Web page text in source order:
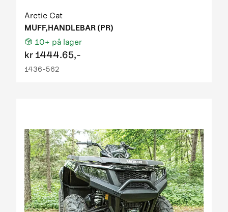
Arctic Cat
MUFF,HANDLEBAR (PR)
10+ på lager
kr 1444.65,-
1436-562